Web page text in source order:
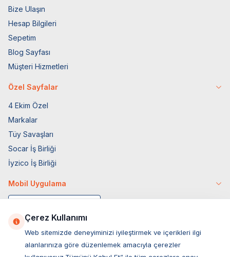
Bize Ulaşın
Hesap Bilgileri
Sepetim
Blog Sayfası
Müşteri Hizmetleri
Özel Sayfalar
4 Ekim Özel
Markalar
Tüy Savaşları
Socar İş Birliği
İyzico İş Birliği
Mobil Uygulama
Çerez Kullanımı
Web sitemizde deneyiminizi iyileştirmek ve içerikleri ilgi
alanlarınıza göre düzenlemek amacıyla çerezler